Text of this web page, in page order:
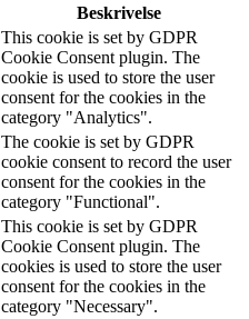
Beskrivelse
This cookie is set by GDPR
Cookie Consent plugin. The
cookie is used to store the user
consent for the cookies in the
category "Analytics".
The cookie is set by GDPR
cookie consent to record the user
consent for the cookies in the
category "Functional".
This cookie is set by GDPR
Cookie Consent plugin. The
cookies is used to store the user
consent for the cookies in the
category "Necessary".